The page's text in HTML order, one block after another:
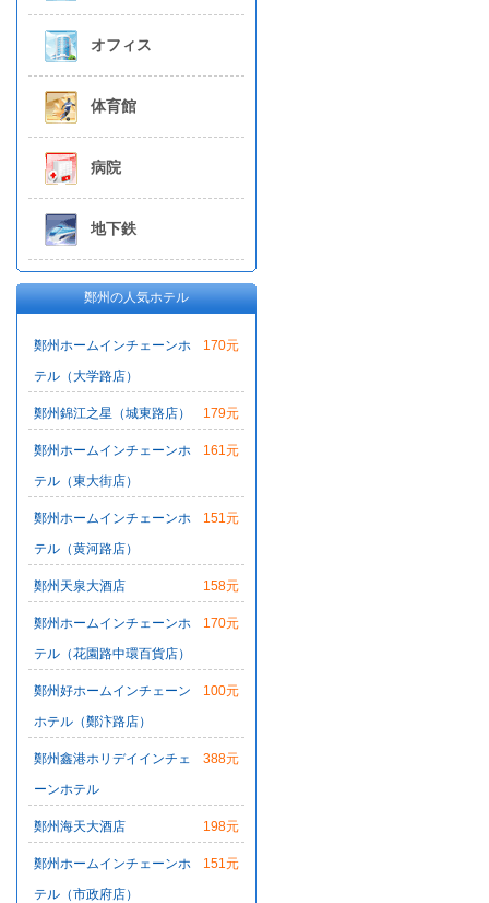
オフィス
体育館
病院
地下鉄
鄭州の人気ホテル
170元
鄭州ホームインチェーンホ
テル（大学路店）
179元
鄭州錦江之星（城東路店）
161元
鄭州ホームインチェーンホ
テル（東大街店）
151元
鄭州ホームインチェーンホ
テル（黄河路店）
158元
鄭州天泉大酒店
170元
鄭州ホームインチェーンホ
テル（花園路中環百貨店）
100元
鄭州好ホームインチェーン
ホテル（鄭汴路店）
388元
鄭州鑫港ホリデイインチェ
ーンホテル
198元
鄭州海天大酒店
151元
鄭州ホームインチェーンホ
テル（市政府店）